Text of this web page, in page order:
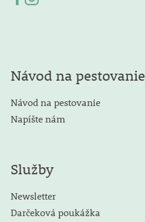
Návod na pestovanie
Návod na pestovanie
Napíšte nám
Služby
Newsletter
Darčeková poukážka